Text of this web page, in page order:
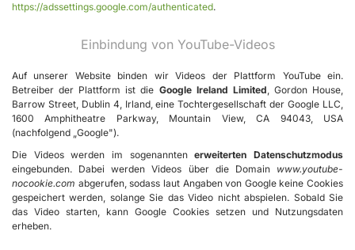
https://adssettings.google.com/authenticated.
Einbindung von YouTube-Videos
Auf unserer Website binden wir Videos der Plattform YouTube ein.
Betreiber der Plattform ist die Google Ireland Limited, Gordon House,
Barrow Street, Dublin 4, Irland, eine Tochtergesellschaft der Google LLC,
1600 Amphitheatre Parkway, Mountain View, CA 94043, USA
(nachfolgend „Google").
Die Videos werden im sogenanntenerweiterten Datenschutzmodus
eingebunden. Dabei werden Videos über die Domain www.youtube-
nocookie.com abgerufen, sodass laut Angaben von Google keine Cookies
gespeichert werden, solange Sie das Video nicht abspielen. Sobald Sie
das Video starten, kann Google Cookies setzen und Nutzungsdaten
erheben.